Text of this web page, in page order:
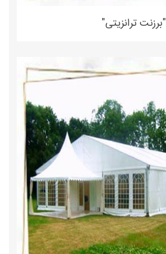
"برزنت ترانزیتی"